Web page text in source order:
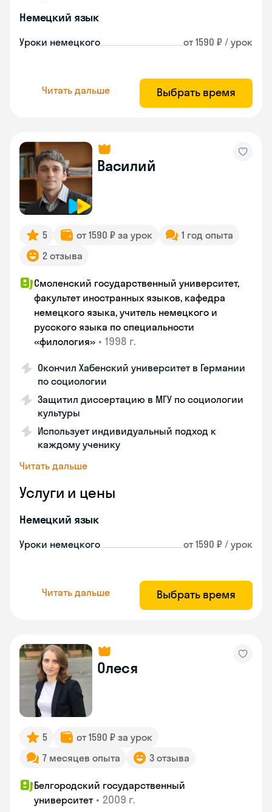
Немецкий язык
Уроки немецкого от 1590 ₽ / урок
Читать дальше Выбрать время
Василий
5 от 1590 ₽ за урок
1 год опыта
2 отзыва
Смоленский государственный университет,
факультет иностранных языков, кафедра
немецкого языка, учитель немецкого и
русского языка по специальности
«филология» • 1998 г.
Окончил Хабенский университет в Германии
по социологии
Защитил диссертацию в МГУ по социологии
культуры
Использует индивидуальный подход к
каждому ученику
Читать дальше
Услуги и цены
Немецкий язык
Уроки немецкого от 1590 ₽ / урок
Читать дальше Выбрать время
Олеся
5
от 1590 ₽ за урок
7 месяцев опыта
3 отзыва
Белгородский государственный
университет • 2009 г.